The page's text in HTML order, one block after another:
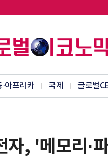
·아프리카 국제 글로벌
, '메모리·